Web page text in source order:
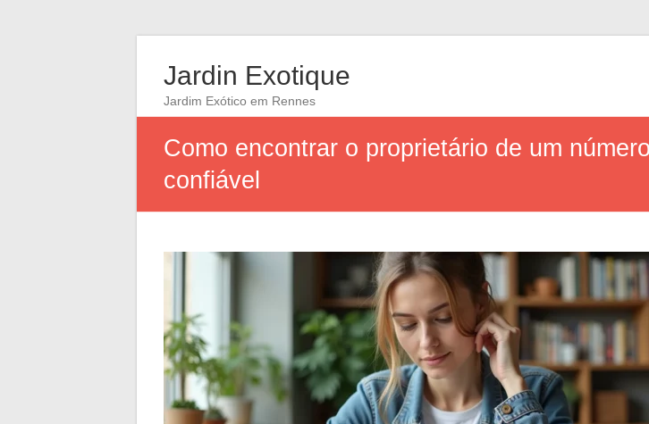
Jardin Exotique
Jardim Exótico em Rennes
Como encontrar o proprietário de um
confiável